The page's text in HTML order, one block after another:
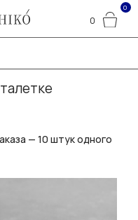
0
0
— 10 штук одного